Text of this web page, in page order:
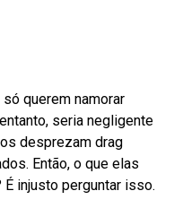
querem namorar
seria negligente
desprezam drag
Então, o que elas
injusto perguntar isso.